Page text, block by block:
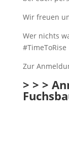
Wir freuen
Wer nichts
#TimeToRise
Zur
> > >